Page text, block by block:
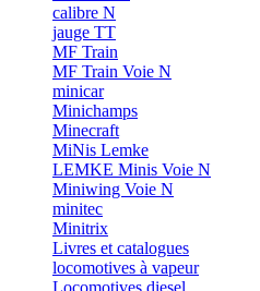
calibre N
jauge TT
MF Train
MF Train Voie N
minicar
Minichamps
Minecraft
MiNis Lemke
LEMKE Minis Voie N
Miniwing Voie N
minitec
Minitrix
Livres et catalogues
locomotives à vapeur
Locomotives diesel